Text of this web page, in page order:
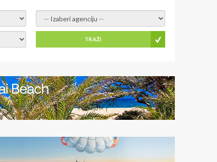
- izaberi agenciju -
TRAŽI